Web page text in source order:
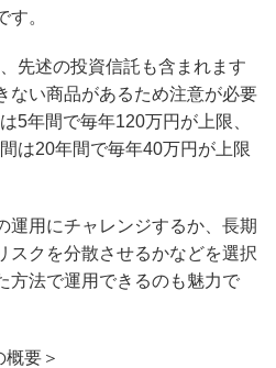
。
先述の投資信託も含まれます
ない商品があるため注意が必要
5年間で毎年120万円が上限、
は20年間で毎年40万円が上限
運用にチャレンジするか、長期
スクを分散させるかなどを選択
方法で運用できるのも魅力で
要＞